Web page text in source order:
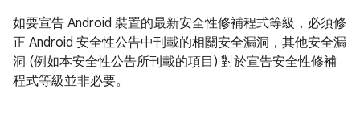
如要宣告 Android 裝置的最新安全性修補程式等級，必須修
正 Android 安全性公告中刊載的相關安全漏洞，其他安全漏
洞 (例如本安全性公告所刊載的項目) 對於宣告安全性修補
程式等級並非必要。